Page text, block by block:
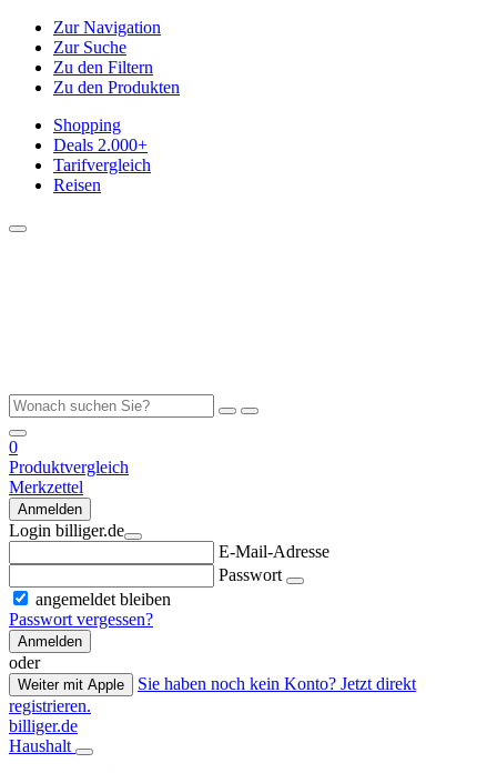
Zur Navigation
Zur Suche
Zu den Filtern
Zu den Produkten
Shopping
Deals 2.000+
Tarifvergleich
Reisen
0
Produktvergleich
Merkzettel
Anmelden
Login billiger.de
E-Mail-Adresse
Passwort
angemeldet bleiben
Passwort vergessen?
Anmelden
oder
Weiter mit Apple
Sie haben noch kein Konto? Jetzt direkt
registrieren.
billiger.de
Haushalt